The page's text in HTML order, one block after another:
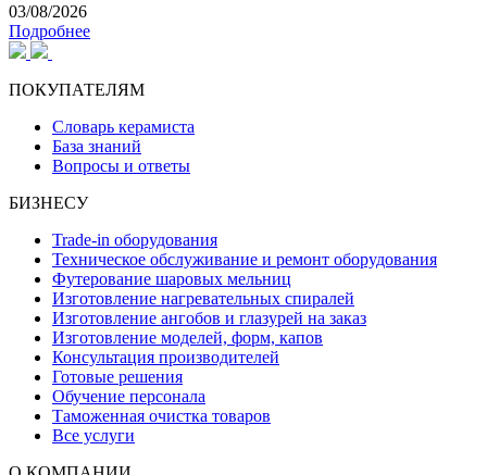
03/08/2026
Подробнее
ПОКУПАТЕЛЯМ
Словарь керамиста
База знаний
Вопросы и ответы
БИЗНЕСУ
Trade-in оборудования
Техническое обслуживание и ремонт оборудования
Футерование шаровых мельниц
Изготовление нагревательных спиралей
Изготовление ангобов и глазурей на заказ
Изготовление моделей, форм, капов
Консультация производителей
Готовые решения
Обучение персонала
Таможенная очистка товаров
Все услуги